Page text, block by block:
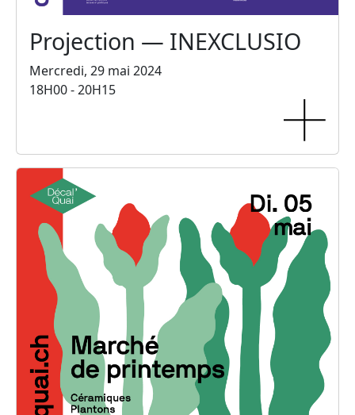
Projection — INEXCLUSIO
Mercredi, 29 mai 2024
18H00 - 20H15